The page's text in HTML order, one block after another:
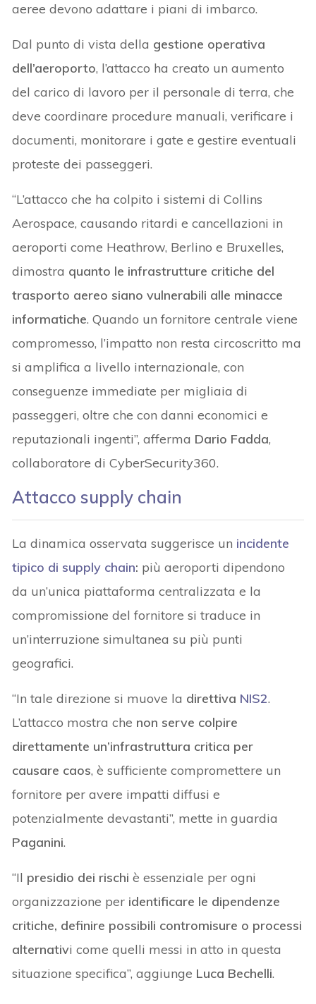
aeree devono adattare i piani di imbarco.
Dal punto di vista della gestione operativa
dell’aeroporto, l’attacco ha creato un aumento
del carico di lavoro per il personale di terra, che
deve coordinare procedure manuali, verificare i
documenti, monitorare i gate e gestire eventuali
proteste dei passeggeri.
“L’attacco che ha colpito i sistemi di Collins
Aerospace, causando ritardi e cancellazioni in
aeroporti come Heathrow, Berlino e Bruxelles,
dimostra quanto le infrastrutture critiche del
trasporto aereo siano vulnerabili alle minacce
informatiche. Quando un fornitore centrale viene
compromesso, l’impatto non resta circoscritto ma
si amplifica a livello internazionale, con
conseguenze immediate per migliaia di
passeggeri, oltre che con danni economici e
reputazionali ingenti”, afferma Dario Fadda,
collaboratore di CyberSecurity360.
Attacco supply chain
La dinamica osservata suggerisce un incidente
tipico di supply chain: più aeroporti dipendono
da un’unica piattaforma centralizzata e la
compromissione del fornitore si traduce in
un’interruzione simultanea su più punti
geografici.
“In tale direzione si muove la direttiva NIS2.
L’attacco mostra che non serve colpire
direttamente un’infrastruttura critica per
causare caos, è sufficiente compromettere un
fornitore per avere impatti diffusi e
potenzialmente devastanti”, mette in guardia
Paganini.
“Il presidio dei rischiè essenziale per ogni
organizzazione per identificare le dipendenze
critiche, definire possibili contromisure o processi
alternativi come quelli messi in atto in questa
situazione specifica”, aggiunge Luca Bechelli.